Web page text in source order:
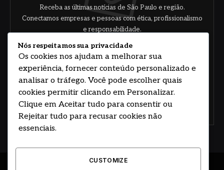
Receba as últimas notícias de São Paulo e região.
Conectamos empresas e pessoas com ética, profissionalismo
e responsabilidade.
Concorde com nossos termos e acordo de
Nós respeitamos sua privacidade
Os cookies nos ajudam a melhorar sua
experiência, fornecer conteúdo personalizado e
analisar o tráfego. Você pode escolher quais
cookies permitir clicando em Personalizar.
Clique em Aceitar tudo para consentir ou
Rejeitar tudo para recusar cookies não
essenciais.
CUSTOMIZE